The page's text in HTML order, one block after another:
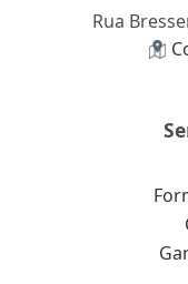
Rua